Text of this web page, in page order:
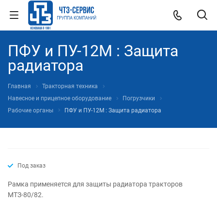
ПФУ и ПУ-12М : Защита
радиатора
Главная
Тракторная техника
Навесное и прицепное оборудование
Погрузчики
Рабочие органы
ПФУ и ПУ-12М : Защита радиатора
Под заказ
Рамка применяется для защиты радиатора тракторов
МТЗ-80/82.